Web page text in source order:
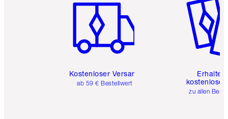
Kostenloser Versand
ab 59 € Bestellwert
Erhalte
kostenlose
zu allen